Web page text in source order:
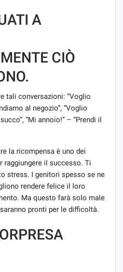
A
CIÒ
tali conversazioni: “Voglio
al negozio”, “Voglio
“Mi annoio!” – “Prendi il
la ricompensa è uno dei
il successo. Ti
stress. I genitori spesso se ne
rendere felice il loro
Ma questo farà solo male
pronti per le difficoltà.